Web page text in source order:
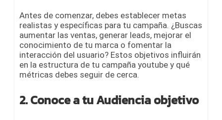
Antes de comenzar, debes establecer metas
realistas y específicas para tu campaña. ¿Buscas
aumentar las ventas, generar leads, mejorar el
conocimiento de tu marca o fomentar la
interacción del usuario? Estos objetivos influirán
en la estructura de tu campaña youtube y qué
métricas debes seguir de cerca.
2. Conoce a tu Audiencia objetivo